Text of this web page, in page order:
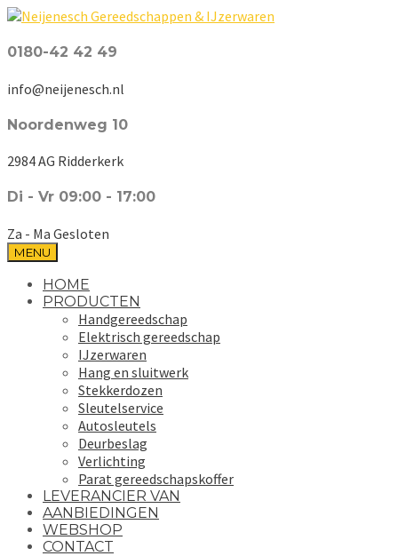
0180-42 42 49
info@neijenesch.nl
Noordenweg 10
2984 AG Ridderkerk
Di - Vr 09:00 - 17:00
Za - Ma Gesloten
MENU
HOME
PRODUCTEN
Handgereedschap
Elektrisch gereedschap
IJzerwaren
Hang en sluitwerk
Stekkerdozen
Sleutelservice
Autosleutels
Deurbeslag
Verlichting
Parat gereedschapskoffer
LEVERANCIER VAN
AANBIEDINGEN
WEBSHOP
CONTACT